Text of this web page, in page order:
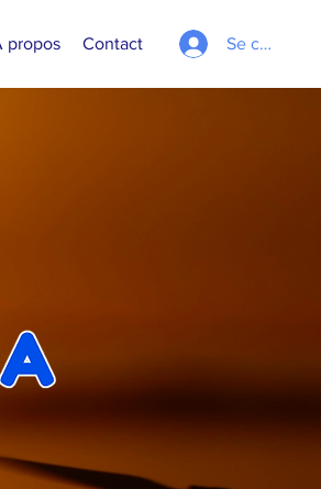
propos Contact Se connecter